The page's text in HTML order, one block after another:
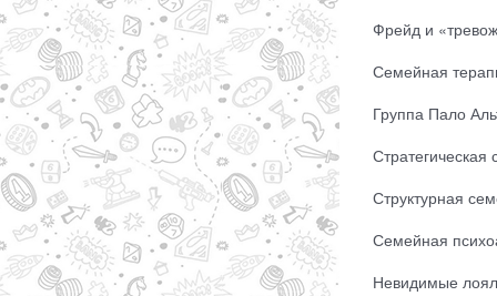
Фрейд и
Семейная
Группа Пало
Стратегическая
Структурная
Семейная
Невидимые